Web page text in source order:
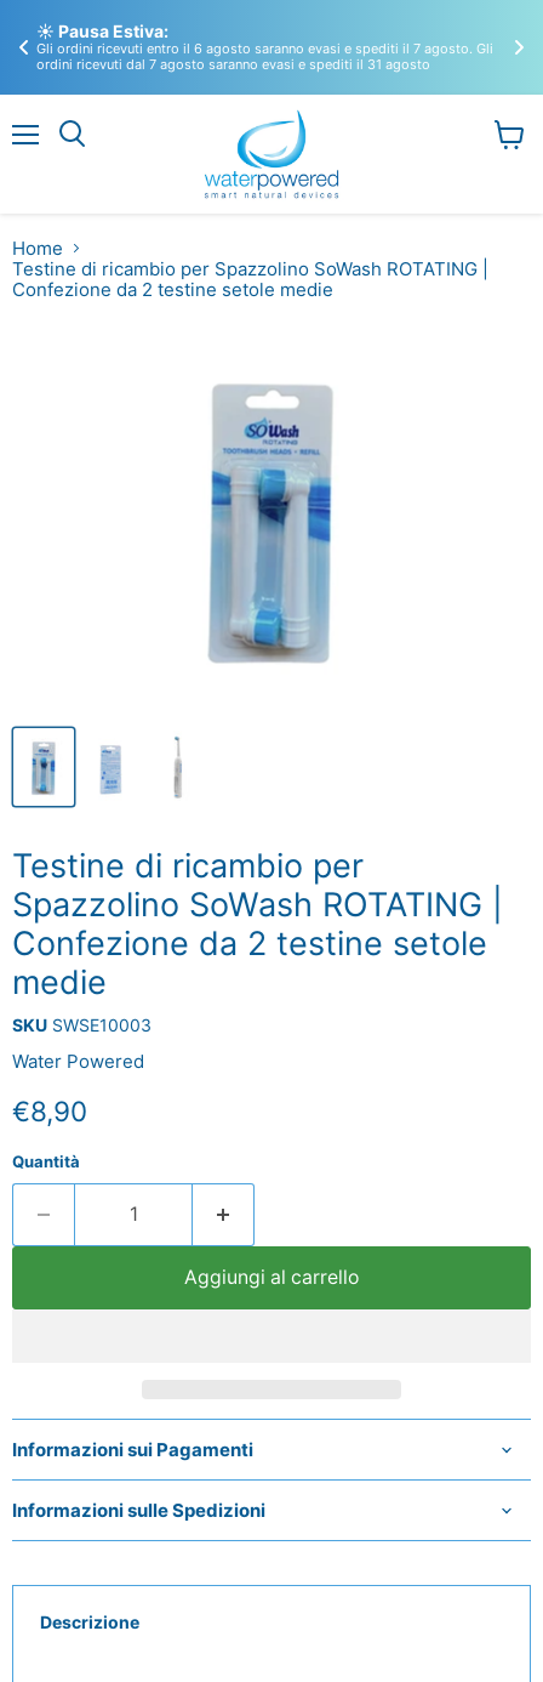
☀️ Pausa Estiva:
Gli ordini ricevuti entro il 6 agosto saranno evasi e spediti il 7 agosto. Gli
ordini ricevuti dal 7 agosto saranno evasi e spediti il 31 agosto
Home
Testine di ricambio per Spazzolino SoWash ROTATING |
Confezione da 2 testine setole medie
Testine di ricambio per
Spazzolino SoWash ROTATING |
Confezione da 2 testine setole
medie
SKU SWSE10003
Water Powered
Prezzo attuale
€8,90
Quantità
Aggiungi al carrello
Informazioni sui Pagamenti
Informazioni sulle Spedizioni
Descrizione